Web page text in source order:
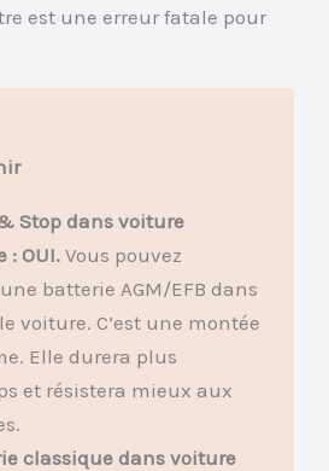
est une erreur fatale pour
Stop dans voiture
: OUI.Vous pouvez
batterie AGM/EFB dans
voiture. C’est une montée
Elle durera plus
et résistera mieux aux
classique dans voiture